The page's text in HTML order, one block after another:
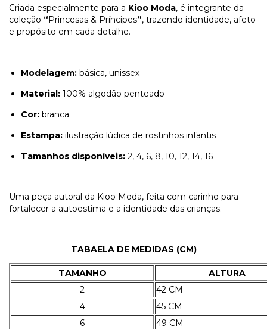
Criada especialmente para a Kioo Moda, é integrante da
coleção “Princesas & Príncipes”, trazendo identidade, afeto
e propósito em cada detalhe.
Modelagem: básica, unissex
Material: 100% algodão penteado
Cor: branca
Estampa: ilustração lúdica de rostinhos infantis
Tamanhos disponíveis: 2, 4, 6, 8, 10, 12, 14, 16
Uma peça autoral da Kioo Moda, feita com carinho para
fortalecer a autoestima e a identidade das crianças.
TABAELA DE MEDIDAS (CM)
TAMANHO
ALTURA
2
42 CM
4
45 CM
6
49 CM